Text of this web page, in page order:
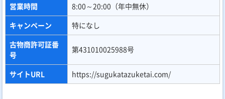
営業時間
8:00～20:00（年中無休）
キャンペーン
特になし
古物商許可証番
号
第431010025988号
サイトURL https://sugukatazuketai.com/